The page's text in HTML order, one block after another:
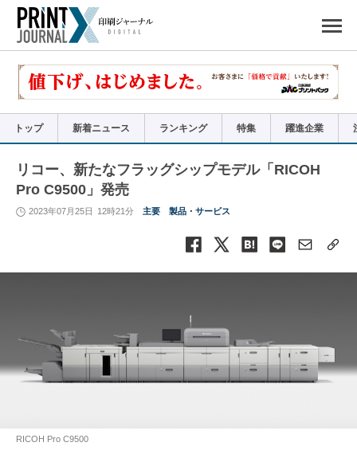
で
リ
トップ 新着ニュース ランキング 特集 躍進企業
リコー、新たなフラッグシップモデル「RICOH
Pro C9500」発売
2023年07月25日 12時21分 主要 製品・サービス
RICOH Pro C9500